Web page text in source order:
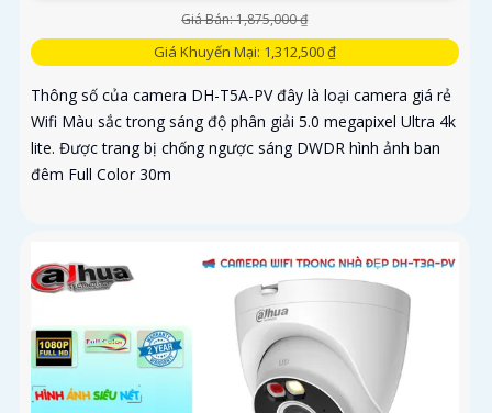
Giá Bán: 1,875,000 ₫
Giá Khuyến Mại: 1,312,500 ₫
Thông số của camera DH-T5A-PV đây là loại camera giá rẻ
Wifi Màu sắc trong sáng độ phân giải 5.0 megapixel Ultra 4k
lite. Được trang bị chống ngược sáng DWDR hình ảnh ban
đêm Full Color 30m